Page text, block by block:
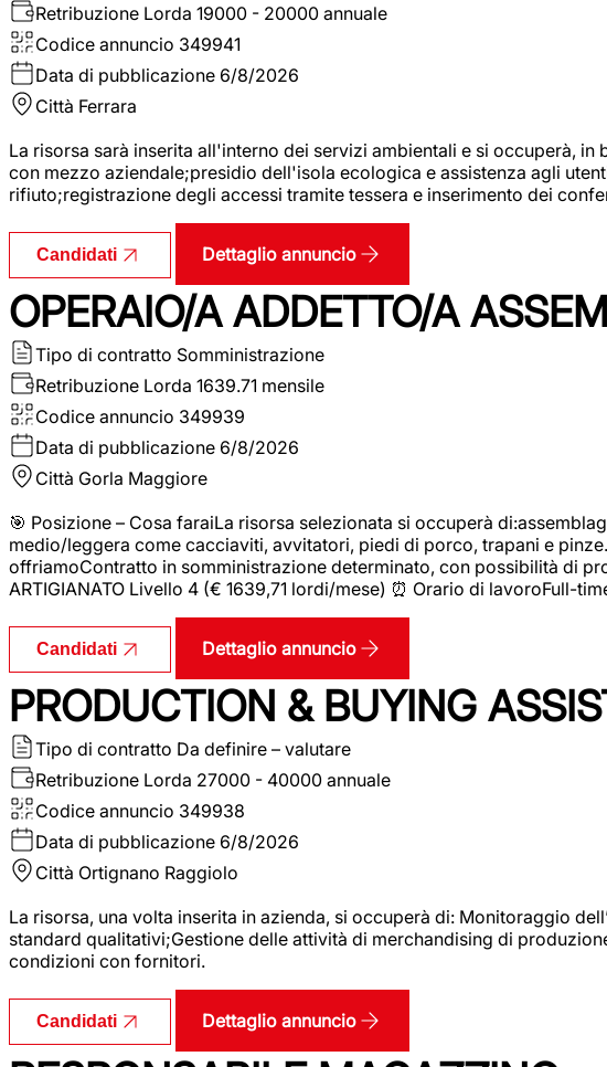
Retribuzione Lorda 19000 - 20000 annuale
Codice annuncio 349941
Data di pubblicazione 6/8/2026
Città Ferrara
La risorsa sarà inserita all'interno dei servizi ambientali e si occuperà,
con mezzo aziendale;presidio dell'isola ecologica e assistenza agli
rifiuto;registrazione degli accessi tramite tessera e inserimento dei
Candidati Dettaglio annuncio
OPERAIO/A ADDETTO/A
Tipo di contratto Somministrazione
Retribuzione Lorda 1639.71 mensile
Codice annuncio 349939
Data di pubblicazione 6/8/2026
Città Gorla Maggiore
🎯 Posizione – Cosa faraiLa risorsa selezionata si occuperà
medio/leggera come cacciaviti, avvitatori, piedi di porco, trapani e
offriamoContratto in somministrazione determinato, con possibilità di
ARTIGIANATO Livello 4 (€ 1639,71 lordi/mese) ⏰ Orario di lavoroFull-
Candidati Dettaglio annuncio
PRODUCTION & BUYING
Tipo di contratto Da definire – valutare
Retribuzione Lorda 27000 - 40000 annuale
Codice annuncio 349938
Data di pubblicazione 6/8/2026
Città Ortignano Raggiolo
La risorsa, una volta inserita in azienda, si occuperà di: Monitoraggio
standard qualitativi;Gestione delle attività di merchandising di
condizioni con fornitori.
Candidati Dettaglio annuncio